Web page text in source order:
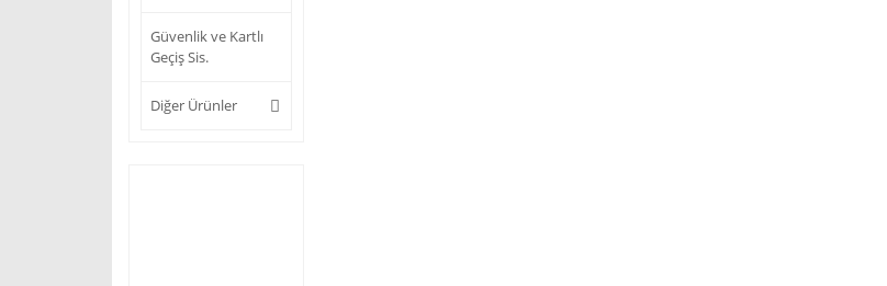
Güvenlik ve Kartlı
Geçiş Sis.
Diğer Ürünler